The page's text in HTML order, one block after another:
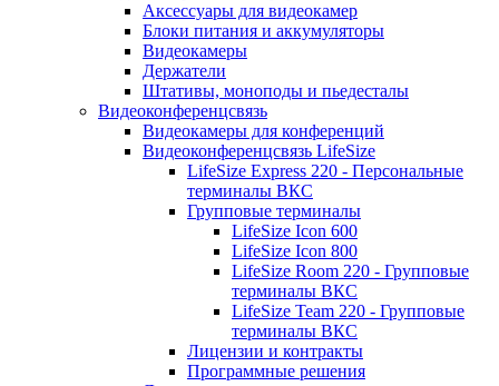
Аксессуары для видеокамер
Блоки питания и аккумуляторы
Видеокамеры
Держатели
Штативы, моноподы и пьедесталы
Видеоконференцсвязь
Видеокамеры для конференций
Видеоконференцсвязь LifeSize
LifeSize Express 220 - Персональные
терминалы ВКС
Групповые терминалы
LifeSize Icon 600
LifeSize Icon 800
LifeSize Room 220 - Групповые
терминалы ВКС
LifeSize Team 220 - Групповые
терминалы ВКС
Лицензии и контракты
Программные решения